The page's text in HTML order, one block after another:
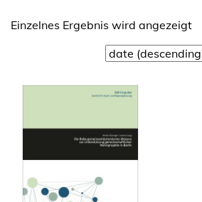
Einzelnes Ergebnis wird angezeigt